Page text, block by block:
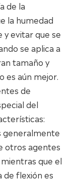
de la
la humedad
evitar que se
se aplica a
tamaño y
es aún mejor.
de
del
generalmente
otros agentes
que el
de flexión es